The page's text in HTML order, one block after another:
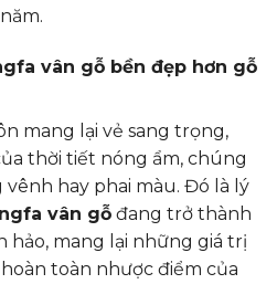
vân gỗ bền đẹp hơn gỗ
mang lại vẻ sang trọng,
thời tiết nóng ẩm, chúng
hay phai màu. Đó là lý
vân gỗ đang trở thành
hảo, mang lại những giá trị
toàn nhược điểm của